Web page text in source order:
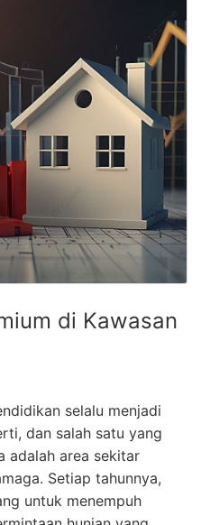
di Kawasan
selalu menjadi
dan salah satu yang
adalah area sekitar
Setiap tahunnya,
untuk menempuh